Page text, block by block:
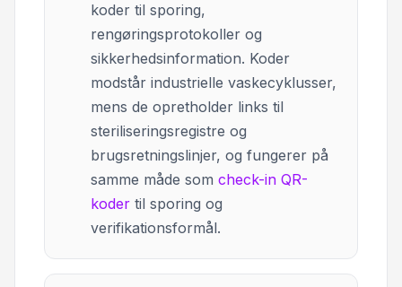
koder til sporing,
rengøringsprotokoller og
sikkerhedsinformation. Koder
modstår industrielle vaskecyklusser,
mens de opretholder links til
steriliseringsregistre og
brugsretningslinjer, og fungerer på
samme måde som check-in QR-
koder til sporing og
verifikationsformål.